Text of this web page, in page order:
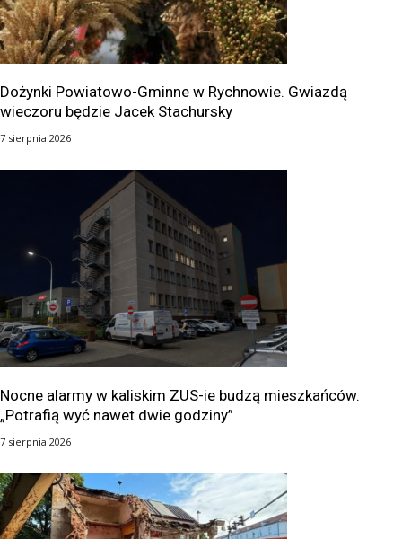
Dożynki Powiatowo-Gminne w Rychnowie. Gwiazdą
wieczoru będzie Jacek Stachursky
7 sierpnia 2026
Nocne alarmy w kaliskim ZUS-ie budzą mieszkańców.
„Potrafią wyć nawet dwie godziny”
7 sierpnia 2026